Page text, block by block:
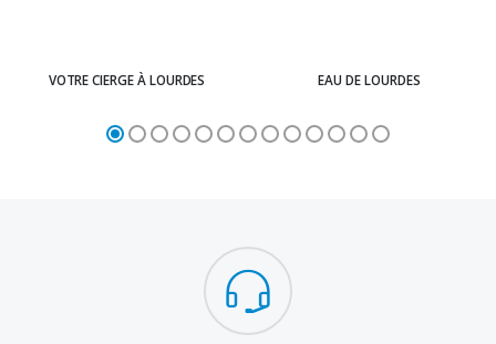
VOTRE CIERGE À LOURDES EAU DE LOURDES